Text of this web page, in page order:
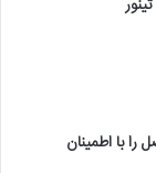
با اطمینان